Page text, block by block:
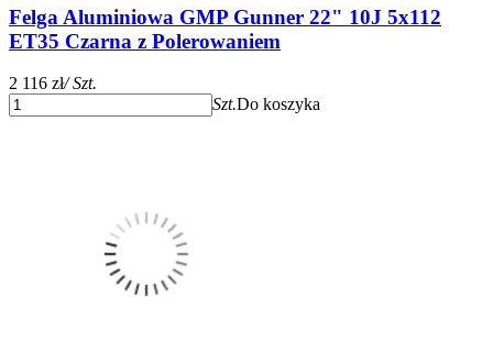
Felga Aluminiowa GMP Gunner 22" 10J 5x112
ET35 Czarna z Polerowaniem
2 116 zł/ Szt.
Szt.Do koszyka